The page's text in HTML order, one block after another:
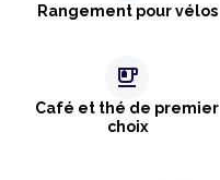
Rangement pour vélos
emoji_food_beverage
Café et thé de premier
choix